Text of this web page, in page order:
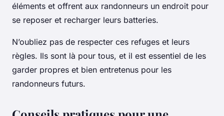
éléments et offrent aux randonneurs un endroit pour
se reposer et recharger leurs batteries.
N’oubliez pas de respecter ces refuges et leurs
règles. Ils sont là pour tous, et il est essentiel de les
garder propres et bien entretenus pour les
randonneurs futurs.